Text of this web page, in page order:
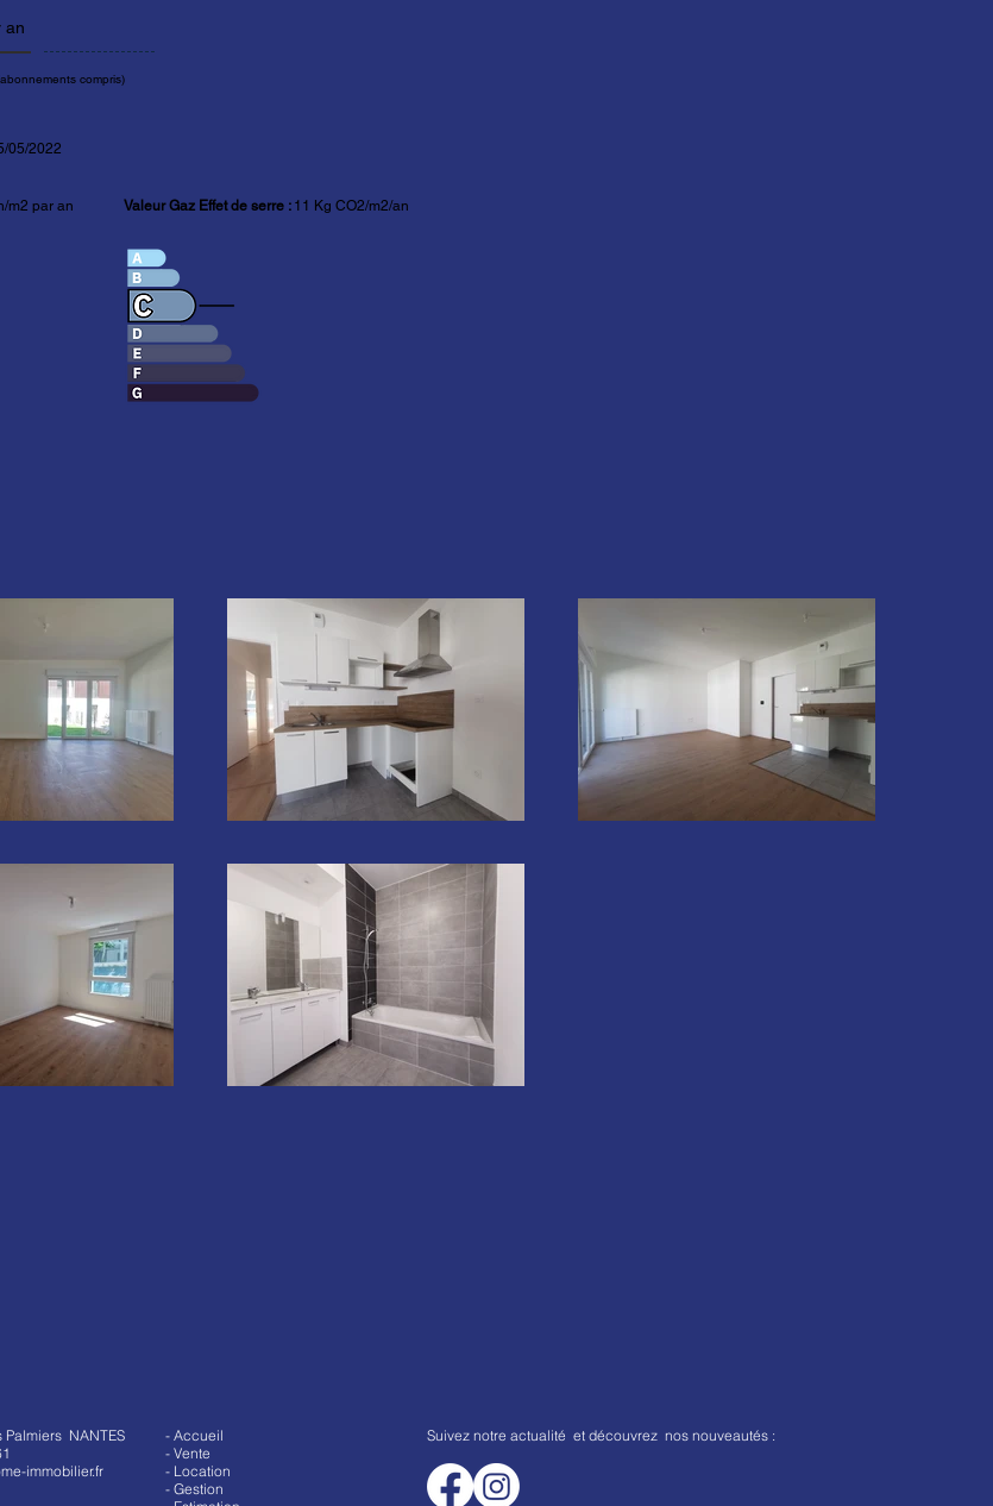
an
compris)
05/2022
m2 par an Valeur Gaz Effet de serre : 11 Kg CO2/m2/an
Palmiers NANTES
immobilier.fr
- Accueil
- Vente
- Location
- Gestion
Suivez notre actualité et découvrez nos nouveautés :